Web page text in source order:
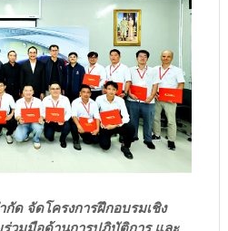
ด จัดโครงการฝึกอบรมเชิง
วมมือด้านการปฏิบัติการ และ